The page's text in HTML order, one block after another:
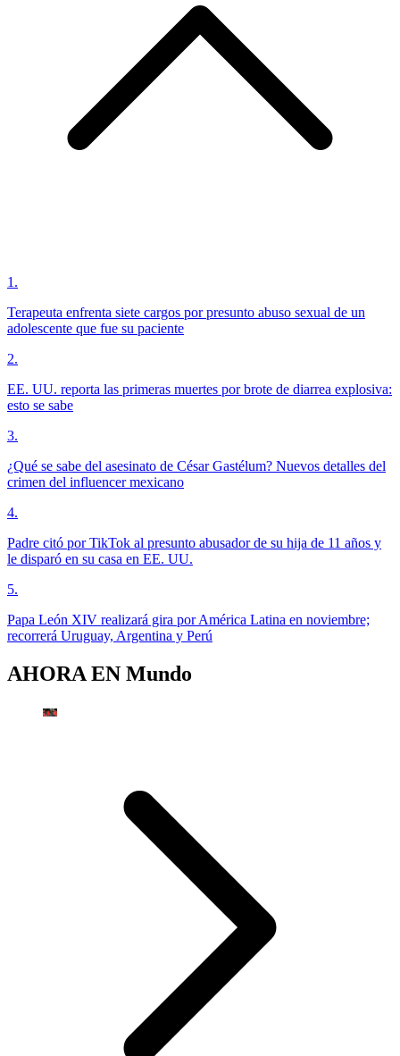
1 .
Terapeuta enfrenta siete cargos por presunto abuso sexual de un
adolescente que fue su paciente
2.
EE. UU. reporta las primeras muertes por brote de diarrea explosiva:
esto se sabe
3.
¿Qué se sabe del asesinato de César Gastélum? Nuevos detalles del
crimen del influencer mexicano
4.
Padre citó por TikTok al presunto abusador de su hija de 11 años y
le disparó en su casa en EE. UU.
5.
Papa León XIV realizará gira por América Latina en noviembre;
recorrerá Uruguay, Argentina y Perú
AHORA EN Mundo